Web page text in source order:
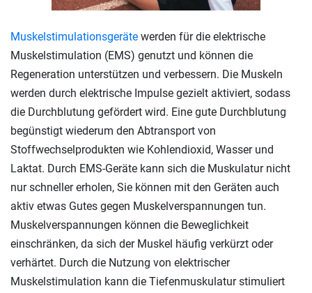
Muskelstimulationsgeräte werden für die elektrische
Muskelstimulation (EMS) genutzt und können die
Regeneration unterstützen und verbessern. Die Muskeln
werden durch elektrische Impulse gezielt aktiviert, sodass
die Durchblutung gefördert wird. Eine gute Durchblutung
begünstigt wiederum den Abtransport von
Stoffwechselprodukten wie Kohlendioxid, Wasser und
Laktat. Durch EMS-Geräte kann sich die Muskulatur nicht
nur schneller erholen, Sie können mit den Geräten auch
aktiv etwas Gutes gegen Muskelverspannungen tun.
Muskelverspannungen können die Beweglichkeit
einschränken, da sich der Muskel häufig verkürzt oder
verhärtet. Durch die Nutzung von elektrischer
Muskelstimulation kann die Tiefenmuskulatur stimuliert